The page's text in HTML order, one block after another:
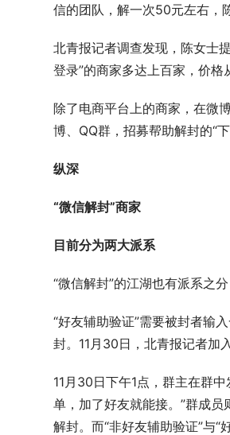
信的团队，解一次50元左右，
北青报记者调查发现，陈女士
登录”的商家多达上百家，价格
除了电商平台上的商家，在微
博、QQ群，招募帮助解封的“
纵深
“微信解封”商家
目前分为两大派系
“微信解封”的江湖也有派系之
“好友辅助验证”需要被封者输
封。11月30日，北青报记者加
11月30日下午1点，群主在群
单，加了好友就能接。”群成
解封。而“非好友辅助验证”与“